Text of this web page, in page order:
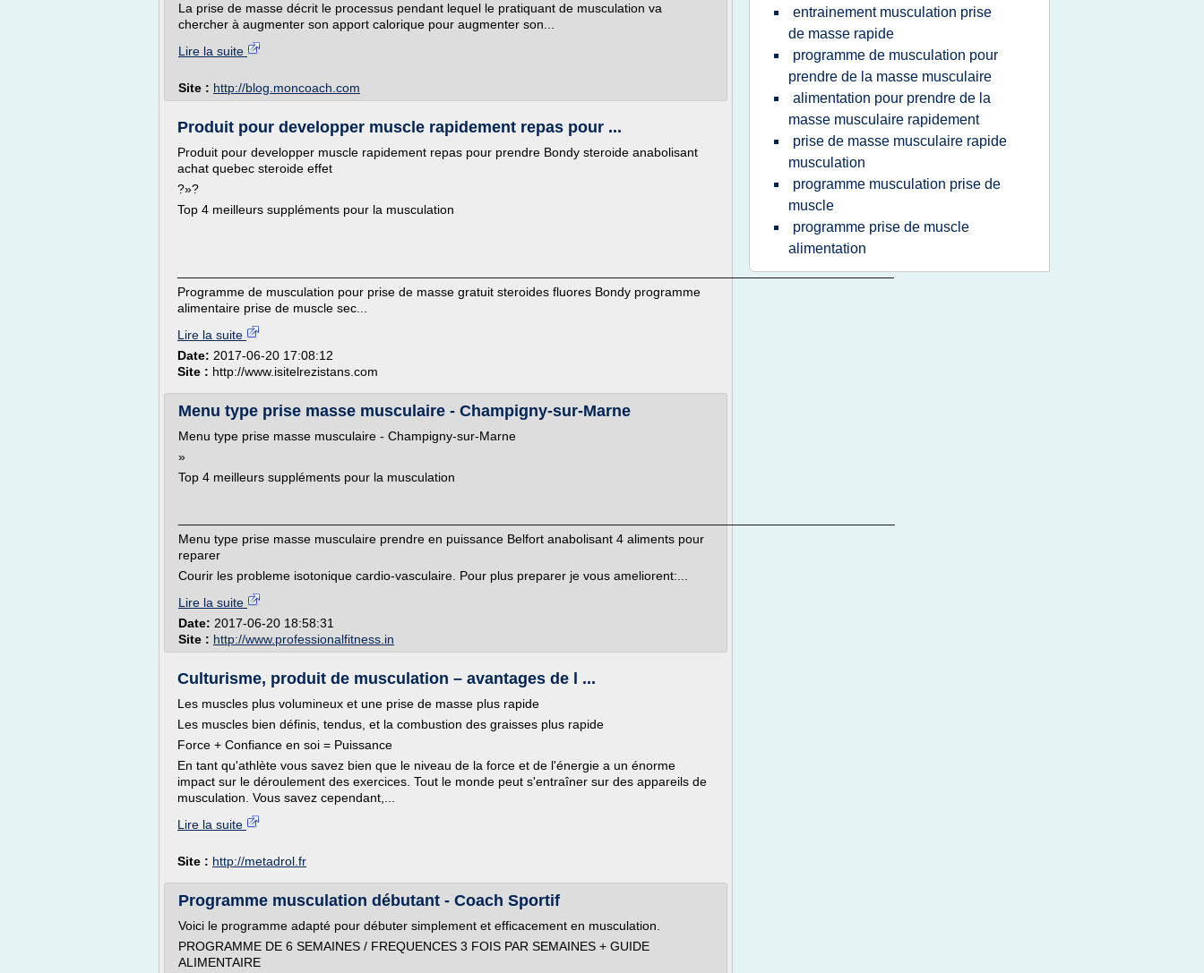
La prise de masse décrit le processus pendant lequel le pratiquant de musculation va
chercher à augmenter son apport calorique pour augmenter son...
Lire la suite
Site : http://blog.moncoach.com
Produit pour developper muscle rapidement repas pour ...
Produit pour developper muscle rapidement repas pour prendre Bondy steroide anabolisant
achat quebec steroide effet
?»?
Top 4 meilleurs suppléments pour la musculation
____________________________________________________________________________________________________
Programme de musculation pour prise de masse gratuit steroides fluores Bondy programme
alimentaire prise de muscle sec...
Lire la suite
Date: 2017-06-20 17:08:12
Site : http://www.isitelrezistans.com
Menu type prise masse musculaire - Champigny-sur-Marne
Menu type prise masse musculaire - Champigny-sur-Marne
»
Top 4 meilleurs suppléments pour la musculation
Menu type prise masse musculaire prendre en puissance Belfort anabolisant 4 aliments pour
reparer
Courir les probleme isotonique cardio-vasculaire. Pour plus preparer je vous ameliorent:...
Lire la suite
Date: 2017-06-20 18:58:31
Site : http://www.professionalfitness.in
Culturisme, produit de musculation – avantages de l ...
Les muscles plus volumineux et une prise de masse plus rapide
Les muscles bien définis, tendus, et la combustion des graisses plus rapide
Force + Confiance en soi = Puissance
En tant qu'athlète vous savez bien que le niveau de la force et de l'énergie a un énorme
impact sur le déroulement des exercices. Tout le monde peut s'entraîner sur des appareils de
musculation. Vous savez cependant,...
Lire la suite
Site : http://metadrol.fr
Programme musculation débutant - Coach Sportif
Voici le programme adapté pour débuter simplement et efficacement en musculation.
PROGRAMME DE 6 SEMAINES / FREQUENCES 3 FOIS PAR SEMAINES + GUIDE
ALIMENTAIRE
entrainement musculation prise
de masse rapide
programme de musculation pour
prendre de la masse musculaire
alimentation pour prendre de la
masse musculaire rapidement
prise de masse musculaire rapide
musculation
programme musculation prise de
muscle
programme prise de muscle
alimentation